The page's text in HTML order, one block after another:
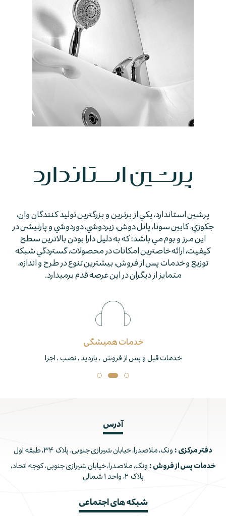
پرشين استاندارد، يكي از برترين و بزرگترين توليد كنندگان وان،
جكوزي، كابين سونا، پانل دوش، زيردوشي، دوردوشي و پارتيشن در
اين مرز و بوم مي باشد؛ كه به دليل دارا بودن بالاترين سطح
كيفيت، ارائه خاصترين امكانات در محصولات، گستردگي شبكه
توزيع و خدمات پس از فروش، بيشترين تنوع در طرح و اندازه،
متمايز از ديگران در اين عرصه قدم برمي­دارد.
خدمات همیشگی
خدمات قبل و پس از فروش ، بازدید ، نصب ، اجرا
آدرس
دفتر مرکزی : ونک، ملاصدرا، خیابان شیرازی جنوبی، پلاک ۳۴، طبقه اول
خدمات پس از فروش : ونک، ملاصدرا، خیابان شیرازی جنوبی، کوچه اتحاد،
پلاک ۲، واحد ۱ شمالی
شبکه های اجتماعی